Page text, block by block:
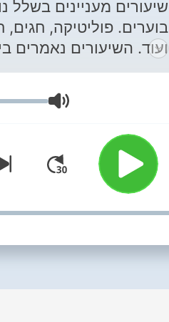
שליט"א
שיעורים מעניינים בשלל
בוערים. פוליטיקה, חגים,
ועוד. השיעורים נאמרים
נתניה. ניתן לצפות
גם בערוץ היוטיוב שלנו.
עריבה!
UCGyVYanqjV7oIX-
j4NPnUzg
www.yorotn.com/
עוצמת